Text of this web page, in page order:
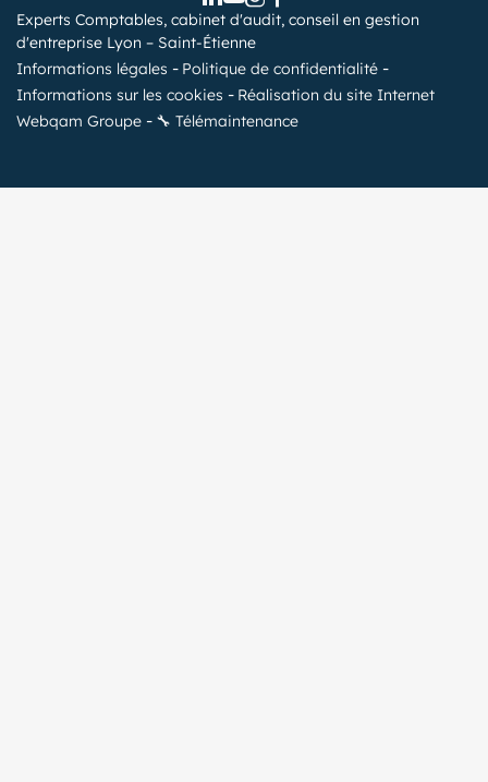
Experts Comptables, cabinet d'audit, conseil en gestion
d'entreprise Lyon – Saint-Étienne
Informations légales
Politique de confidentialité
Informations sur les cookies
Réalisation du site Internet
Webqam Groupe
🔧 Télémaintenance